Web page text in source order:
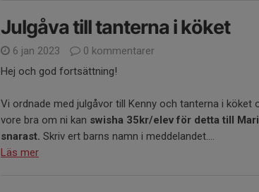
Julgåva till tanterna i köket
6 jan 2023
0 kommentarer
Hej och god fortsättning!
Vi ordnade med julgåvor till Kenny och tanterna i köket
vore bra om ni kan swisha 35kr/elev för detta till
snarast. Skriv ert barns namn i meddelandet....
Läs mer